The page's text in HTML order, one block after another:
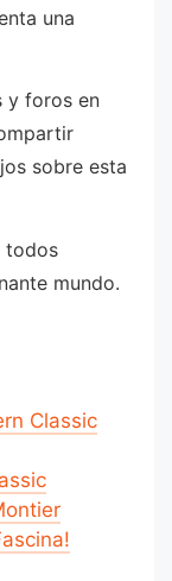
una
y foros en
sobre esta
todos
mundo.
Classic